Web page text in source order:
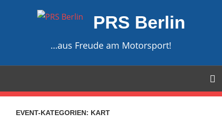
PRS Berlin
…aus Freude am Motorsport!
EVENT-KATEGORIEN: KART